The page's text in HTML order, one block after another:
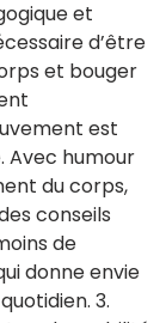
et
d’être
et bouger
est
Avec humour
du corps,
conseils
de
donne envie
3.